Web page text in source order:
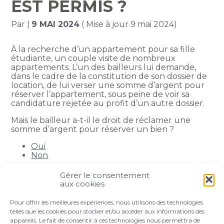
Gérer le consentement
aux cookies
Pour offrir les meilleures expériences, nous utilisons des technologies
telles que les cookies pour stocker et/ou accéder aux informations des
appareils. Le fait de consentir à ces technologies nous permettra de
EST PERMIS ?
Par 9 MAI 2024 ( Mise à jour 9 mai 2024)
À la recherche d’un appartement pour sa fille
étudiante, un couple visite de nombreux
appartements. L’un des bailleurs lui demande,
dans le cadre de la constitution de son dossier de
location, de lui verser une somme d’argent pour
réserver l’appartement, sous peine de voir sa
candidature rejetée au profit d’un autre dossier.
Mais le bailleur a-t-il le droit de réclamer une
somme d’argent pour réserver un bien ?
Oui
Non
FaceBook
TwitterLinkedIn